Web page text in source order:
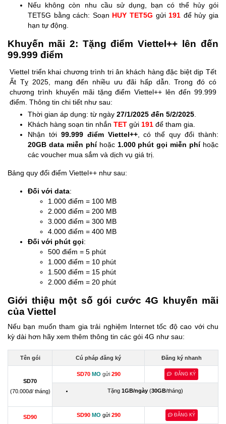
Nếu không còn nhu cầu sử dụng, bạn có thể hủy gói
TET5G bằng cách: Soạn HUY TET5G gửi191 để hủy gia
hạn tự động.
Khuyến mãi 2: Tặng điểm Viettel++ lên đến
99.999 điểm
Viettel triển khai chương trình tri ân khách hàng đặc biệt dịp Tết
Ất Tỵ 2025, mang đến nhiều ưu đãi hấp dẫn. Trong đó có
chương trình khuyến mãi tặng điểm Viettel++ lên đến 99.999
điểm. Thông tin chi tiết như sau:
Thời gian áp dụng: từ ngày 27/1/2025 đến 5/2/2025.
Khách hàng soạn tin nhắn TET gửi 191 để tham gia.
Nhận tới 99.999 điểm Viettel++, có thể quy đổi thành:
20GB data miễn phíhoặc 1.000 phút gọi miễn phí hoặc
các voucher mua sắm và dịch vụ giá trị.
Bảng quy đổi điểm Viettel++ như sau:
Đối với data:
1.000 điểm = 100 MB
2.000 điểm = 200 MB
3.000 điểm = 300 MB
4.000 điểm = 400 MB
Đối với phút gọi:
500 điểm = 5 phút
1.000 điểm = 10 phút
1.500 điểm = 15 phút
2.000 điểm = 20 phút
Giới thiệu một số gói cước 4G khuyến mãi
của Viettel
Nếu bạn muốn tham gia trải nghiệm Internet tốc độ cao với chu
kỳ dài hơn hãy xem thêm thông tin các gói 4G như sau:
Tên gói Cú pháp đăng ký Đăng ký nhanh
SD70
(70.000đ/ tháng)
SD70 MO gửi 290 ĐĂNG KÝ
Tặng 1GB/ngày (30GB/tháng)
SD90 SD90 MO gửi 290 ĐĂNG KÝ